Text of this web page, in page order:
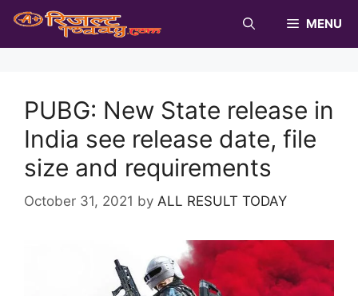
Skip
content
MENU
PUBG: New State release in
India see release date, file
size and requirements
October 31, 2021 by ALL RESULT TODAY